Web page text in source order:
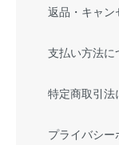
返品・キャン
支払い方法に
特定商取引
プライバシー